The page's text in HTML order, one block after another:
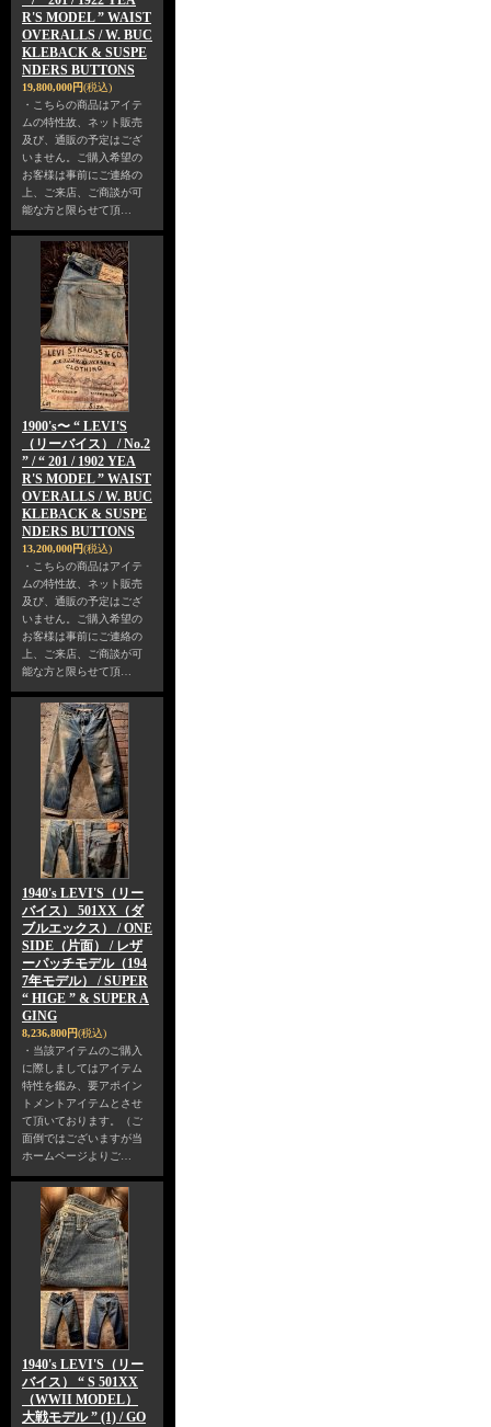
R'S MODEL ” WAIST
OVERALLS / W. BUC
KLEBACK & SUSPE
NDERS BUTTONS
19,800,000円(税込)
・こちらの商品はアイテ
ムの特性故、ネット販売
及び、通販の予定はござ
いません。ご購入希望の
お客様は事前にご連絡の
上、ご来店、ご商談が可
能な方と限らせて頂…
1900's〜 “ LEVI'S
（リーバイス） / No.2
” / “ 201 / 1902 YEA
R'S MODEL ” WAIST
OVERALLS / W. BUC
KLEBACK & SUSPE
NDERS BUTTONS
13,200,000円(税込)
・こちらの商品はアイテ
ムの特性故、ネット販売
及び、通販の予定はござ
いません。ご購入希望の
お客様は事前にご連絡の
上、ご来店、ご商談が可
能な方と限らせて頂…
1940's LEVI'S（リー
バイス） 501XX（ダ
ブルエックス） / ONE
SIDE（片面） / レザ
ーパッチモデル（194
7年モデル） / SUPER
“ HIGE ” & SUPER A
GING
8,236,800円(税込)
・当該アイテムのご購入
に際しましてはアイテム
特性を鑑み、要アポイン
トメントアイテムとさせ
て頂いております。（ご
面倒ではございますが当
ホームページよりご…
1940's LEVI'S（リー
バイス） “ S 501XX
（WWII MODEL）
大戦モデル ” (1) / GO